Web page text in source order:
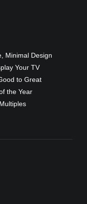
Minimal Design
Your TV
to Great
the Year